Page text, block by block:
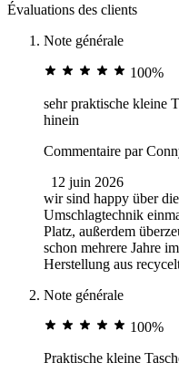
Évaluations des clients
Note générale
100%
sehr praktische kleine
hinein
Commentaire par
12 juin 2026
wir sind happy über
Umschlagtechnik
Platz, außerdem
schon mehrere Jahre
Herstellung aus
Note générale
100%
Praktische kleine